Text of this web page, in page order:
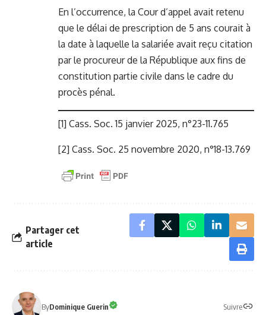
En l’occurrence, la Cour d’appel avait retenu
que le délai de prescription de 5 ans courait à
la date à laquelle la salariée avait reçu citation
par le procureur de la République aux fins de
constitution partie civile dans le cadre du
procès pénal.
[1] Cass. Soc. 15 janvier 2025, n°23-11.765
[2] Cass. Soc. 25 novembre 2020, n°18-13.769
Partager cet
article
ByDominique Guerin Suivre